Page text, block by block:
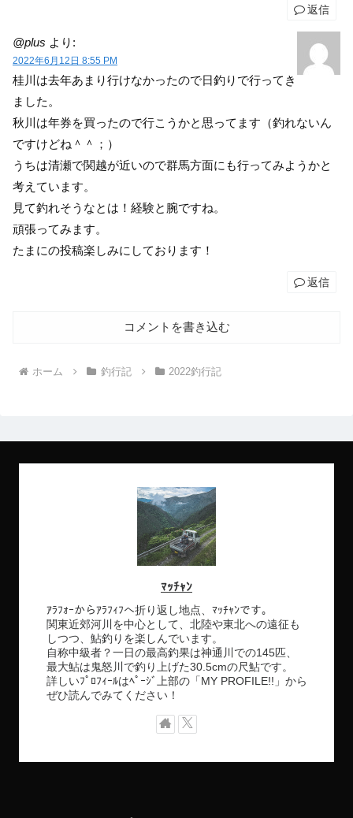
返信
@plus より:
2022年6月12日 8:55 PM
桂川は去年あまり行けなかったので日釣りで行ってき
ました。
秋川は年券を買ったので行こうかと思ってます（釣れないん
ですけどね＾＾；）
うちは清瀬で関越が近いので群馬方面にも行ってみようかと
考えています。
見て釣れそうなとは！経験と腕ですね。
頑張ってみます。
たまにの投稿楽しみにしております！
返信
コメントを書き込む
ホーム 釣行記 2022釣行記
ﾏｯﾁｬﾝ
ｱﾗﾌｫｰからｱﾗﾌｨﾌへ折り返し地点、ﾏｯﾁｬﾝです。
関東近郊河川を中心として、北陸や東北への遠征も
しつつ、鮎釣りを楽しんでいます。
自称中級者？一日の最高釣果は神通川での145匹、
最大鮎は鬼怒川で釣り上げた30.5cmの尺鮎です。
詳しいﾌﾟﾛﾌｨｰﾙはﾍﾟｰｼﾞ上部の「MY PROFILE!!」から
ぜひ読んでみてください！